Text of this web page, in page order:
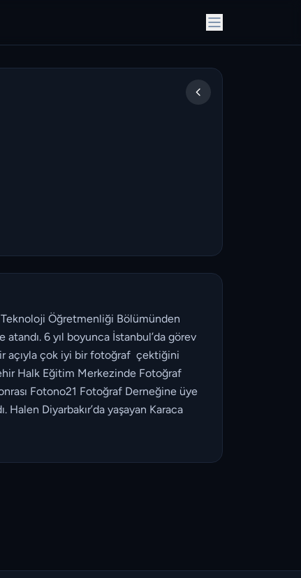
Teknoloji Öğretmenliği Bölümünden
atandı. 6 yıl boyunca İstanbul’da görev
açıyla çok iyi bir fotoğraf çektiğini
Halk Eğitim Merkezinde Fotoğraf
Fotono21 Fotoğraf Derneğine üye
Diyarbakır’da yaşayan Karaca